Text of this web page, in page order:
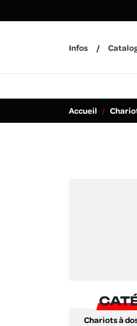
Infos
Accueil
Chariots à